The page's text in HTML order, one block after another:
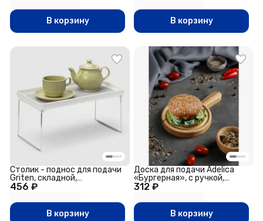
В корзину
серебристая
В корзину
456 ₽
Столик - поднос для подачи
Griten, складной,
36.2×19×3.7 см, белый
В корзину
312 ₽
Доска для подачи Adelica
«Бургерная», с ручкой,
20×13×1.8 см, дерево берёза
В корзину